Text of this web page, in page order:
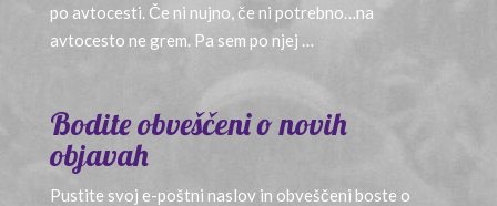
po avtocesti. Če ni nujno, če ni potrebno…na
avtocesto ne grem. Pa sem po njej …
Bodite obveščeni o novih
objavah
Pustite svoj e-poštni naslov in obveščeni boste o